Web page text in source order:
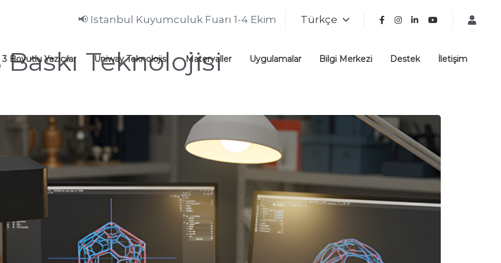
📢 Istanbul Kuyumculuk Fuarı 1-4 Ekim Türkçe
3 Boyutlu Yazıcılar Uniway Teknolojisi Materyaller Uygulamalar Bilgi Merkezi Destek İletişim
Teknolojisi